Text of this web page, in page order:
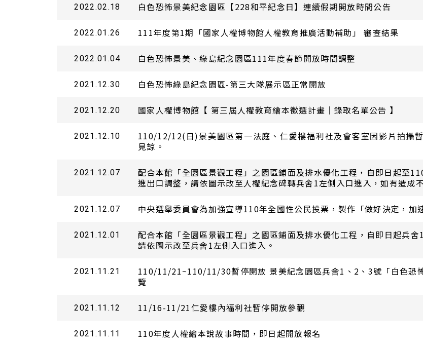
2022.02.18 白色恐怖景美紀念園區【228和平紀念日】連續假期開放時間公告
2022.01.26 111年度第1期「國家人權博物館人權教育推廣活動補助」 審查結果
2022.01.04 白色恐怖景美、綠島紀念園區111年度春節開放時間調整
2021.12.30 白色恐怖綠島紀念園區-第三大隊展示區正常開放
2021.12.20 國家人權博物館【 第三屆人權教育繪本徵選計畫｜錄取名單公告 】
2021.12.10
110/12/12(日)景美園區第一法庭、仁愛樓福利社及會客室因影片拍攝
見諒。
2021.12.07
配合本館「全園區景觀工程」之園區鋪面及排水優化工程，自即日起至
進出口調整，請依圖示改至人權紀念碑轉兵舍1左側入口進入，如有造成
2021.12.07 中央選舉委員會為加強宣導110年全國性公民投票，製作「做好決定，加
2021.12.01
配合本館「全園區景觀工程」之園區鋪面及排水優化工程，自即日起兵舍
請依圖示改至兵舍1左側入口進入。
2021.11.21
110/11/21~110/11/30暫停開放 景美紀念園區兵舍1、2、3號「白色恐
覽
2021.11.12 11/16-11/21仁愛樓內福利社暫停開放參觀
2021.11.11 110年度人權繪本說故事時間，即日起開放報名